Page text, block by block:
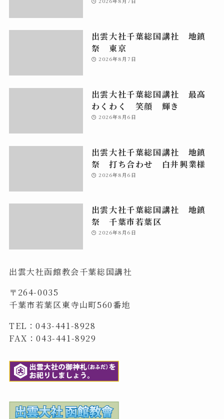
出雲大社千葉総国講社 地鎮
祭 東京
2026年8月7日
出雲大社千葉総国講社 最高
わくわく 笑顔 輝き
2026年8月6日
出雲大社千葉総国講社 地鎮
祭 打ち合わせ 白井興業様
2026年8月6日
出雲大社千葉総国講社 地鎮
祭 千葉市若葉区
2026年8月6日
出雲大社函館教会千葉総国講社
〒264-0035
千葉市若葉区東寺山町560番地
TEL：043-441-8928
FAX：043-441-8929